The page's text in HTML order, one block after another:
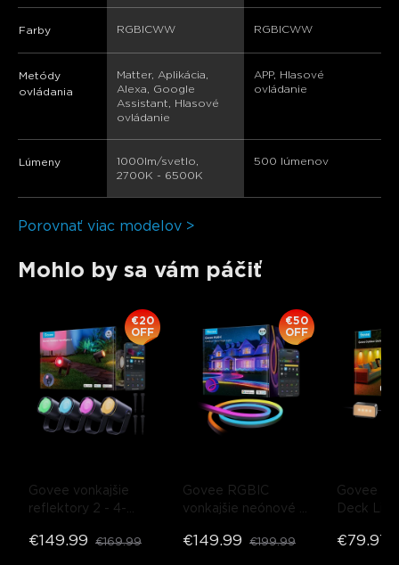
Farby RGBICWW RGBICWW
Metódy
ovládania
Matter, Aplikácia,
Alexa, Google
Assistant, Hlasové
ovládanie
APP, Hlasové
ovládanie
Lúmeny
1000lm/svetlo,
2700K - 6500K
500 lúmenov
Porovnať viac modelov >
Mohlo by sa vám páčiť
Govee vonkajšie
reflektory 2 - 4-
€20
OFF
€149.99 €169.99
Govee RGBIC
vonkajšie neónové
€50
OFF
€149.99 €199.99
Govee
Deck
€79.97